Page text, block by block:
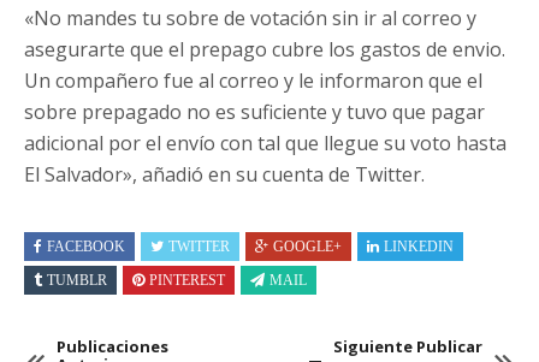
«No mandes tu sobre de votación sin ir al correo y
asegurarte que el prepago cubre los gastos de envio.
Un compañero fue al correo y le informaron que el
sobre prepagado no es suficiente y tuvo que pagar
adicional por el envío con tal que llegue su voto hasta
El Salvador», añadió en su cuenta de Twitter.
FACEBOOK TWITTER GOOGLE+
LINKEDIN
TUMBLR
PINTEREST MAIL
Publicaciones
Siguiente Publicar